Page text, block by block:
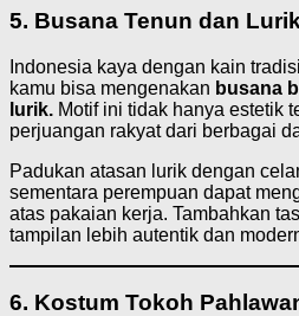
5. Busana Tenun dan
Indonesia kaya dengan kain
kamu bisa mengenakan busana
lurik. Motif ini tidak hanya estetik
perjuangan rakyat dari berbagai
Padukan atasan lurik dengan
sementara perempuan dapat
atas pakaian kerja. Tambahkan
tampilan lebih autentik dan
6. Kostum Tokoh